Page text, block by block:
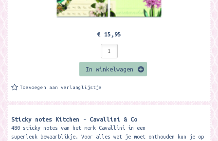
€ 15,95
In winkelwagen
Toevoegen aan verlanglijstje
Sticky notes Kitchen - Cavallini & Co
480 sticky notes van het merk Cavallini in een
superleuk bewaarblikje. Voor alles wat je moet onthouden kun je op